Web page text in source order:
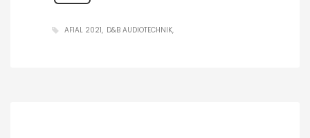
AFIAL 2021 D&B AUDIOTECHNIK